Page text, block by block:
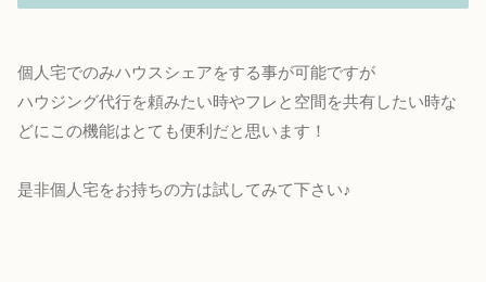
個人宅でのみハウスシェアをする事が可能ですが
ハウジング代行を頼みたい時やフレと空間を共有したい時な
どにこの機能はとても便利だと思います！
是非個人宅をお持ちの方は試してみて下さい♪